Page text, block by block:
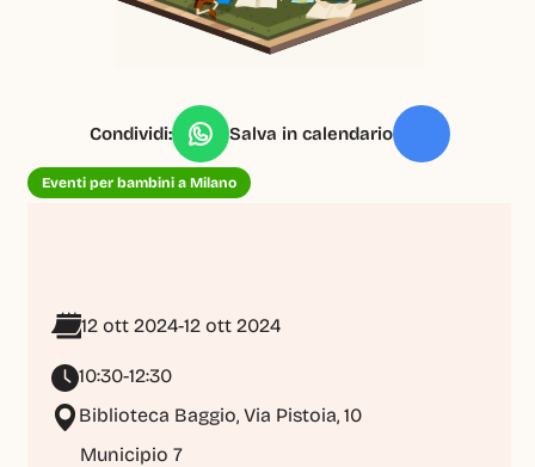
Condividi: Salva in calendario
Eventi per bambini a Milano
12 ott 2024-12 ott 2024
10:30-12:30
Biblioteca Baggio, Via Pistoia, 10
Municipio 7